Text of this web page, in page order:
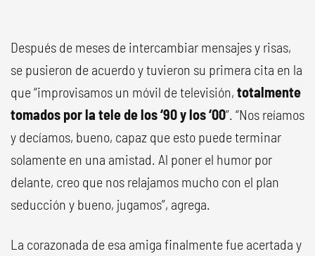
Después de meses de intercambiar mensajes y risas,
se pusieron de acuerdo y tuvieron su primera cita en la
que “improvisamos un móvil de televisión, totalmente
tomados por la tele de los ‘90 y los ‘00”. “Nos reíamos
y decíamos, bueno, capaz que esto puede terminar
solamente en una amistad. Al poner el humor por
delante, creo que nos relajamos mucho con el plan
seducción y bueno, jugamos”, agrega.
La corazonada de esa amiga finalmente fue acertada y